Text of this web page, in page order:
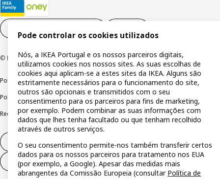
© Inter IKEA Systems B.V 1999-2026
Política de privacidadePolítica de cookies Termos de utilização
Política de divulgação responsável Livro de reclamações
Reclamações e resolução de litígios
Direito de livre resolução
Direito de livre resolução (serviços)
Pode controlar os cookies utilizados
Nós, a IKEA Portugal e os nossos parceiros digitais,
utilizamos cookies nos nossos sites. As suas escolhas de
cookies aqui aplicam-se a estes sites da IKEA. Alguns são
estritamente necessários para o funcionamento do site,
outros são opcionais e transmitidos com o seu
consentimento para os parceiros para fins de marketing,
por exemplo. Podem combinar as suas informações com
dados que lhes tenha facultado ou que tenham recolhido
através de outros serviços.
O seu consentimento permite-nos também transferir certos
dados para os nossos parceiros para tratamento nos EUA
(por exemplo, a Google). Apesar das medidas mais
abrangentes da Comissão Europeia (consultar Política de